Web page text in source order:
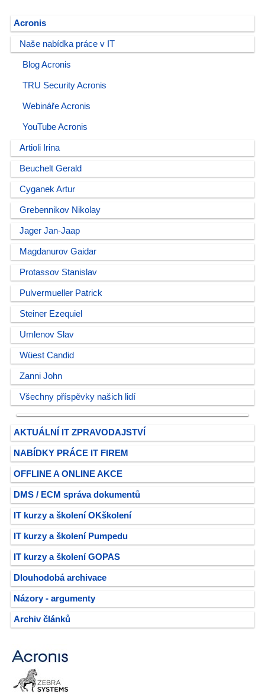
Acronis
Naše nabídka práce v IT
Blog Acronis
TRU Security Acronis
Webináře Acronis
YouTube Acronis
Artioli Irina
Beuchelt Gerald
Cyganek Artur
Grebennikov Nikolay
Jager Jan-Jaap
Magdanurov Gaidar
Protassov Stanislav
Pulvermueller Patrick
Steiner Ezequiel
Umlenov Slav
Wüest Candid
Zanni John
Všechny příspěvky našich lidí
AKTUÁLNÍ IT ZPRAVODAJSTVÍ
NABÍDKY PRÁCE IT FIREM
OFFLINE A ONLINE AKCE
DMS / ECM správa dokumentů
IT kurzy a školení OKškolení
IT kurzy a školení Pumpedu
IT kurzy a školení GOPAS
Dlouhodobá archivace
Názory - argumenty
Archiv článků